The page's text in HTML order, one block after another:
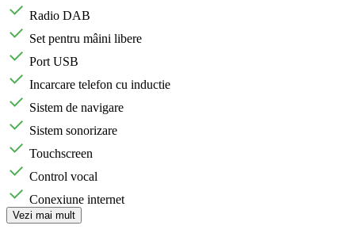
Radio DAB
Set pentru mâini libere
Port USB
Incarcare telefon cu inductie
Sistem de navigare
Sistem sonorizare
Touchscreen
Control vocal
Conexiune internet
Vezi mai mult